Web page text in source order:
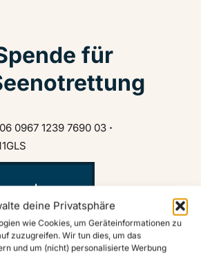
deine Privatsphäre
wie Cookies, um Geräteinformationen zu
zuzugreifen. Wir tun dies, um das
und um (nicht) personalisierte Werbung
für
0967 1239 7690 03 ·
♥